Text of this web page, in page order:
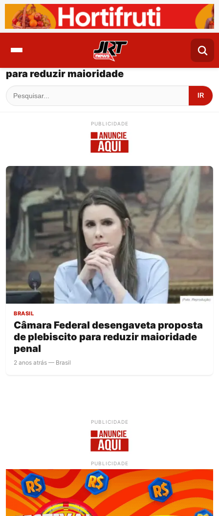
para reduzir maioridade
IR
PUBLICIDADE
BRASIL
Câmara Federal desengaveta proposta
de plebiscito para reduzir maioridade
penal
2 anos atrás — Brasil
PUBLICIDADE
PUBLICIDADE